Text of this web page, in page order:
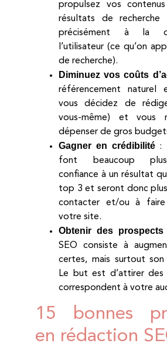
propulsez vos
résultats de recherche
précisément à la
l’utilisateur (ce qu’on
de recherche).
Diminuez vos coûts
référencement naturel
vous décidez de
vous-même) et vous
dépenser de gros
Gagner en crédibilité :
font beaucoup
confiance à un résultat
top 3 et seront donc plus
contacter et/ou à
votre site.‍
Obtenir des prospects
SEO consiste à
certes, mais surtout
Le but est d’attirer des
correspondent à votre
15 bonnes
en rédaction